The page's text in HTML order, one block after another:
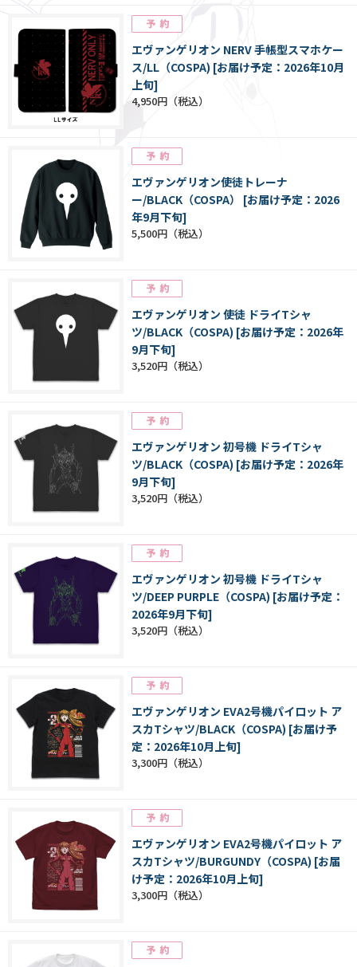
エヴァンゲリオン NERV 手帳型スマホケー
ス/LL（COSPA) [お届け予定：2026年10月
上旬]
4,950円
エヴァンゲリオン使徒トレーナ
ー/BLACK（COSPA） [お届け予定：2026
年9月下旬]
5,500円
エヴァンゲリオン 使徒 ドライTシャ
ツ/BLACK（COSPA) [お届け予定：2026年
9月下旬]
3,520円
エヴァンゲリオン 初号機 ドライTシャ
ツ/BLACK（COSPA) [お届け予定：2026年
9月下旬]
3,520円
エヴァンゲリオン 初号機 ドライTシャ
ツ/DEEP PURPLE（COSPA) [お届け予定：
2026年9月下旬]
3,520円
エヴァンゲリオン EVA2号機パイロット ア
スカTシャツ/BLACK（COSPA) [お届け予
定：2026年10月上旬]
3,300円
エヴァンゲリオン EVA2号機パイロット ア
スカTシャツ/BURGUNDY（COSPA) [お届
け予定：2026年10月上旬]
3,300円